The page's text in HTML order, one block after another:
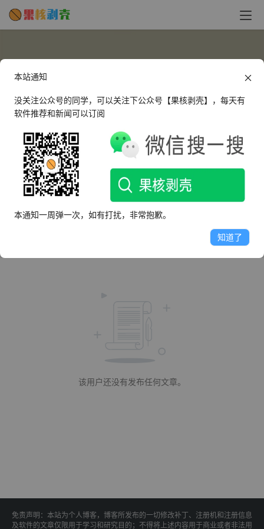
油条豆浆
这个人很懒，什么都没有留下～
该用户还没有发布任何文章。
免责声明：本站为个人博客，博客所发布的一切修改补丁、注册机和注册信息
及软件的文章仅限用于学习和研究目的；不得将上述内容用于商业或者非法用
本站通知
没关注公众号的同学，可以关注下公众号【果核剥壳】，每天有
软件推荐和新闻可以订阅
本通知一周弹一次，如有打扰，非常抱歉。
知道了